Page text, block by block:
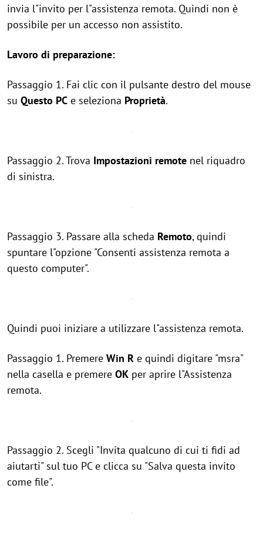
invia l"invito per l"assistenza remota. Quindi non è
possibile per un accesso non assistito.
Lavoro di preparazione:
Passaggio 1. Fai clic con il pulsante destro del mouse
su Questo PC e seleziona Proprietà.
Passaggio 2. Trova Impostazioni remote nel riquadro
di sinistra.
Passaggio 3. Passare alla scheda Remoto, quindi
spuntare l"opzione "Consenti assistenza remota a
questo computer".
Quindi puoi iniziare a utilizzare l"assistenza remota.
Passaggio 1. Premere Win R e quindi digitare "msra"
nella casella e premere OK per aprire l"Assistenza
remota.
Passaggio 2. Scegli "Invita qualcuno di cui ti fidi ad
aiutarti" sul tuo PC e clicca su "Salva questa invito
come file".